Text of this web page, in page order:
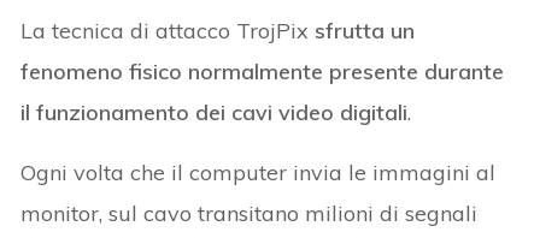
La tecnica di attacco TrojPix sfrutta un
fenomeno fisico normalmente presente durante
il funzionamento dei cavi video digitali.
Ogni volta che il computer invia le immagini al
monitor, sul cavo transitano milioni di segnali